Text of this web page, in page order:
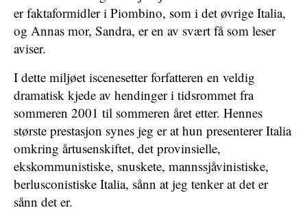
er faktaformidler i Piombino, som i det øvrige Italia,
og Annas mor, Sandra, er en av svært få som leser
aviser.
I dette miljøet iscenesetter forfatteren en veldig
dramatisk kjede av hendinger i tidsrommet fra
sommeren 2001 til sommeren året etter. Hennes
største prestasjon synes jeg er at hun presenterer Italia
omkring årtusenskiftet, det provinsielle,
ekskommunistiske, snuskete, mannssjåvinistiske,
berlusconistiske Italia, sånn at jeg tenker at det er
sånn det er.